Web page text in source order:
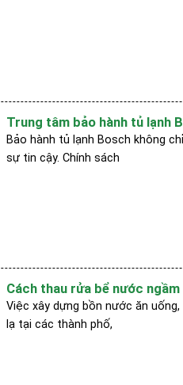
Trung tâm bảo hành tủ lạnh
Bảo hành tủ lạnh Bosch không
sự tin cậy. Chính sách
Cách thau rửa bể nước
Việc xây dựng bồn nước ăn
lạ tại các thành phố,